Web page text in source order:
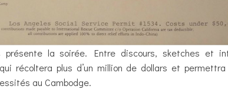
présente la soirée. Entre discours, sketches et
récoltera plus d’un million de dollars et
au Cambodge.